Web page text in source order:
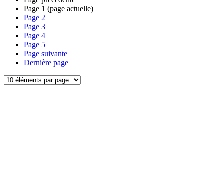
Page 1 (page actuelle)
Page 2
Page 3
Page 4
Page 5
Page suivante
Dernière page